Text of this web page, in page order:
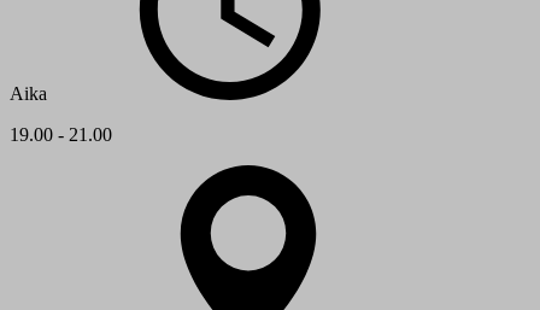
Aika
19.00 - 21.00